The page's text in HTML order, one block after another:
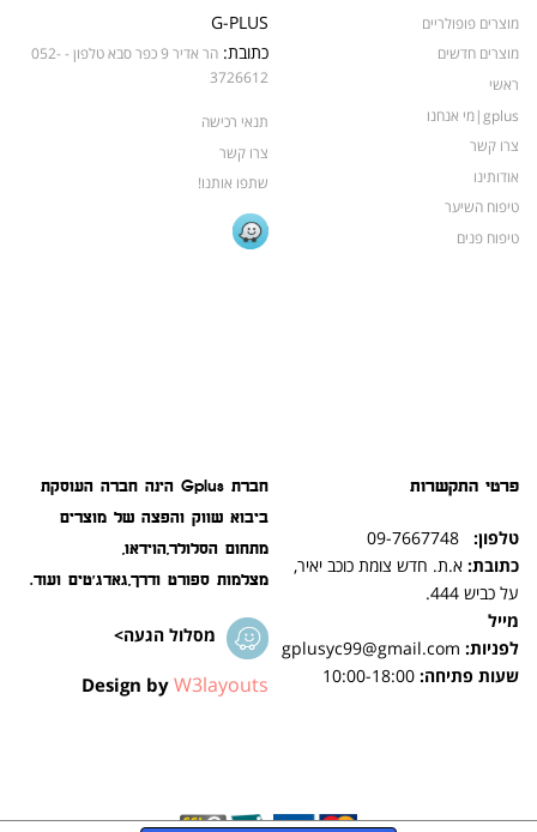
מוצרים פופולריים
מוצרים חדשים
ראשי
gplus|מי אנחנו
צרו קשר
אודותינו
טיפוח השיער
טיפוח פנים
G-PLUS
כתובת:
הר אדיר 9 כפר סבא טלפון - 052-
3726612
תנאי רכישה
צרו קשר
שתפו אותנו!
פרטי התקשרות
טלפון:
כתובת: א.ת. חדש צומת כוכב יאיר,
על כביש 444.
מייל
לפניות: gplusyc99@gmail.com
שעות פתיחה:
חברת Gplus הינה חברה העוסקת
ביבוא שווק והפצה של מוצרים
מתחום הסלולר,הוידאו,
מצלמות ספורט ודרך,גאדג'טים ועוד.
מסלול הגעה>
Design by W3layouts